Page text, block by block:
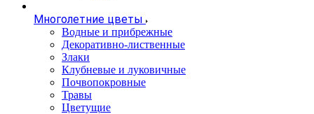
Многолетние цветы
Водные и прибрежные
Декоративно-лиственные
Злаки
Клубневые и луковичные
Почвопокровные
Травы
Цветущие